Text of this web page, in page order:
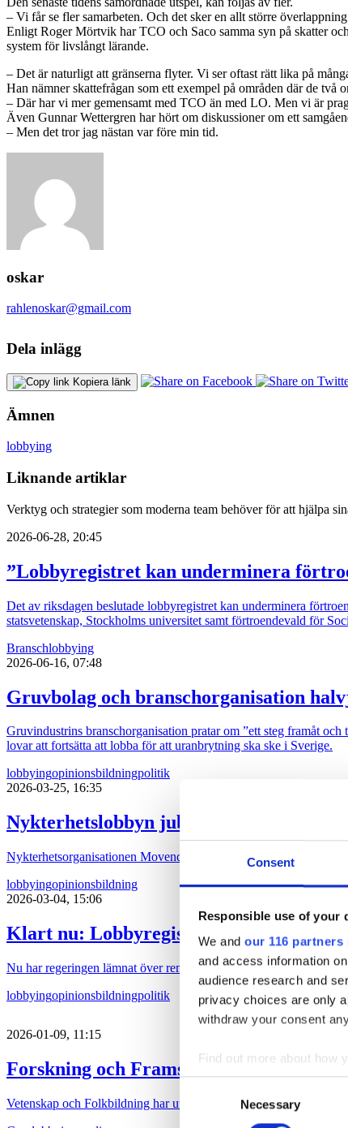
Consent
Responsible use of your
We and our 116 partners
and access information
audience research and
privacy choices are only
withdraw your consent
Find out more about how
We use cookies to
information about your
Selection
Necessary
– Vi får se fler samarbeten. Och det sker en allt större
Enligt Roger Mörtvik har TCO och Saco samma syn på skatter
system för livslångt lärande.
– Det är naturligt att gränserna flyter. Vi ser oftast rätt lika på
Han nämner skattefrågan som ett exempel på områden där de två
– Där har vi mer gemensamt med TCO än med LO. Men vi är
Även Gunnar Wettergren har hört om diskussioner om ett
– Men det tror jag nästan var före min tid.
oskar
rahlenoskar@gmail.com
Dela inlägg
Kopiera länk
Ämnen
lobbying
Liknande artiklar
Verktyg och strategier som moderna team behöver för att hjälpa
2026-06-28, 20:45
”Lobbyregistret kan underminera
Det av riksdagen beslutade lobbyregistret kan underminera
statsvetenskap, Stockholms universitet samt förtroendevald för
Branschlobbying
2026-06-16, 07:48
Gruvbolag och branschorganisation
Gruvindustrins branschorganisation pratar om ”ett steg framåt
lovar att fortsätta att lobba för att uranbrytning ska ske i Sverige.
lobbyingopinionsbildningpolitik
2026-03-25, 16:35
Nykterhetslobbyn jublar över
Nykterhetsorganisationen Movendi (tidigare IOGT-NTO, UNF
lobbyingopinionsbildning
2026-03-04, 15:06
Klart nu: Lobbyregistret införs under
Nu har regeringen lämnat över remiss som ska ligga till grund för
lobbyingopinionsbildningpolitik
2026-01-09, 11:15
Forskning och Framsteg och
Vetenskap och Folkbildning har utsett Snuskommissionen till